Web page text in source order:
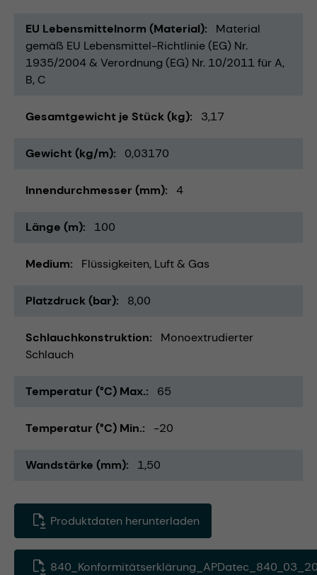
EU Lebensmittelnorm (Material)
Material
gemäß EU Lebensmittel-Richtlinie (EG) Nr.
1935/2004 & Verordnung (EG) Nr. 10/2011 für A,
B, C
Gesamtgewicht je Stück (kg) 3,17
Gewicht (kg/m) 0,03170
Innendurchmesser (mm) 4
Länge (m) 100
Medium Flüssigkeiten Luft & Gas
Platzdruck (bar) 8,00
Schlauchkonstruktion
Monoextrudierter
Schlauch
Temperatur (°C) Max. 65
Temperatur (°C) Min. -20
Wandstärke (mm) 1,50
Produktdaten herunterladen